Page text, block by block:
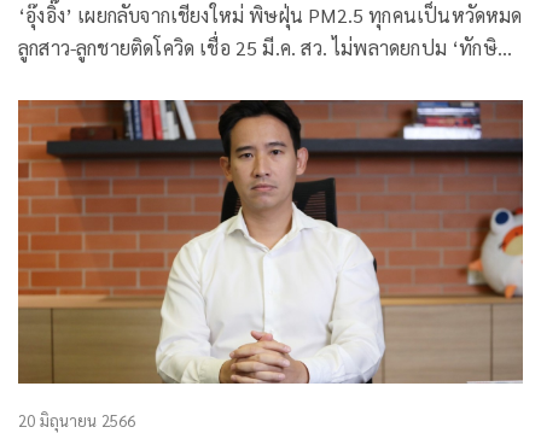
‘อุ๊งอิ๊ง’ เผยกลับจากเชียงใหม่ พิษฝุ่น PM2.5 ทุกคนเป็นหวัดหมด
ลูกสาว-ลูกชายติดโควิด เชื่อ 25 มี.ค. สว. ไม่พลาดยกปม ‘ทักษิณ’
20 มิถุนายน 2566